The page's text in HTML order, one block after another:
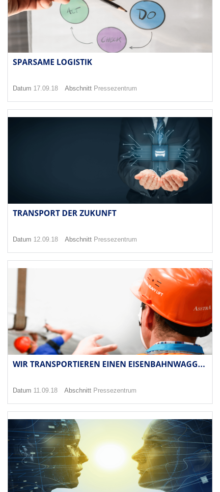
SPARSAME LOGISTIK
Datum 17.09.18 Abschnitt Pressezentrum
TRANSPORT DER ZUKUNFT
Datum 12.09.18 Abschnitt Pressezentrum
WIR TRANSPORTIEREN EINEN EISENBAHNWAGG...
Datum 11.09.18 Abschnitt Pressezentrum